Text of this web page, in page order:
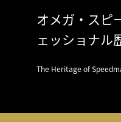
オメガ・スピ
ェッショナル
The Heritage of